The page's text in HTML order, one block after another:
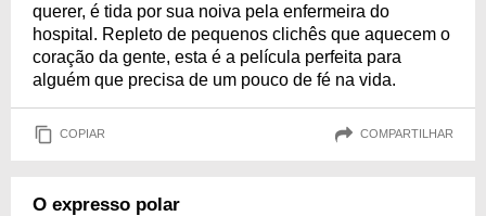
querer, é tida por sua noiva pela enfermeira do
hospital. Repleto de pequenos clichês que aquecem o
coração da gente, esta é a película perfeita para
alguém que precisa de um pouco de fé na vida.
COPIAR COMPARTILHAR
O expresso polar